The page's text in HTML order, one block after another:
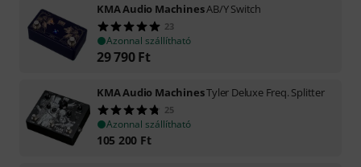
KMA Audio MachinesAB/Y Switch
23
Azonnal szállítható
29 790 Ft
KMA Audio MachinesTyler Deluxe Freq. Splitter
25
Azonnal szállítható
105 200 Ft